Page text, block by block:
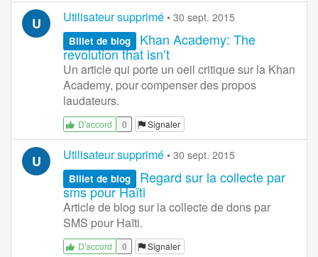
U Utilisateur supprimé • 30 sept. 2015
Billet de blog
Khan Academy: The
revolution that isn’t
Un article qui porte un oeil critique sur la Khan
Academy, pour compenser des propos
laudateurs.
D'accord 0 Signaler
U Utilisateur supprimé • 30 sept. 2015
Billet de blog
Regard sur la collecte par
sms pour Haïti
Article de blog sur la collecte de dons par
SMS pour Haïti.
D'accord 0 Signaler